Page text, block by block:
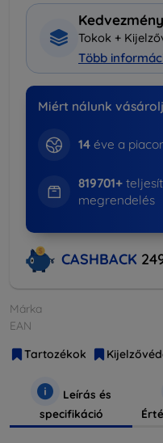
Tokok +
Több
Miért nálunk
14éve a
819701+
megrendelés
CASHBACK
Márka
EAN
Tartozékok
Leírás és
specifikáció